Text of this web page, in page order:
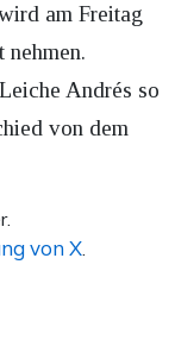
am Freitag
nehmen.
Andrés so
von dem
von X.